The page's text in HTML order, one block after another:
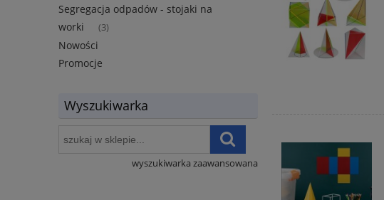
Segregacja odpadów - stojaki na
worki
(3)
Nowości
Promocje
Wyszukiwarka
wyszukiwarka zaawansowana